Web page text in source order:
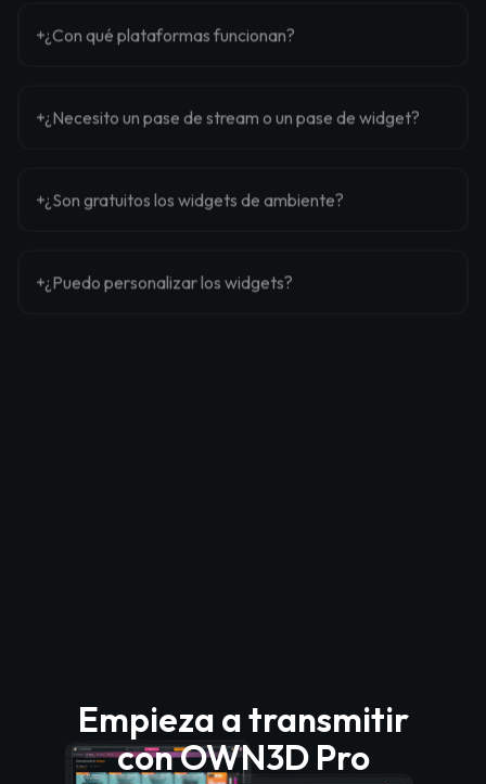
¿Con qué plataformas funcionan?
¿Necesito un pase de stream o un pase de widget?
¿Son gratuitos los widgets de ambiente?
¿Puedo personalizar los widgets?
Empieza a transmitir
con OWN3D Pro